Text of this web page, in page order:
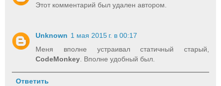
Этот комментарий был удален автором.
Unknown 1 мая 2015 г. в 00:17
Меня вполне устраивал статичный старый,
CodeMonkey . Вполне удобный был.
Ответить